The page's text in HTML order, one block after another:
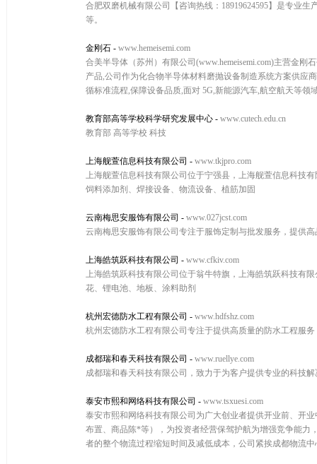
合肥双磨机械有限公司【咨询热线：18919624595】是专业
等。
金刚石 - www.hemeisemi.com
合美半导体（苏州）有限公司(www.hemeisemi.com)主营金
产品,公司作为化合物半导体材料磨抛设备制造系统方案供应
循标准流程,保障设备品质,面对 5G,新能源汽车,航空航天等领
教育部高等学校科学研究发展中心 - www.cutech.edu.cn
教育部 高等学校 科技
上海舰萱信息科技有限公司 - www.tkjpro.com
上海舰萱信息科技有限公司位于宁强县，上海舰萱信息科技
饲料添加剂、焊接设备、物流设备、植筋加固
云南梅思安服饰有限公司 - www.027jcst.com
云南梅思安服饰有限公司专注于服饰定制与批发服务，提供
上海皓筑跃科技有限公司 - www.cfkiv.com
上海皓筑跃科技有限公司位于翁牛特旗，上海皓筑跃科技有
花、锂电池、地板、涂料助剂
杭州宏德防水工程有限公司 - www.hdfshz.com
杭州宏德防水工程有限公司专注于提供高质量的防水工程服
成都瑞和春天科技有限公司 - www.ruellye.com
成都瑞和春天科技有限公司，致力于为客户提供专业的科技
泰安市熙和网络科技有限公司 - www.tsxuesi.com
泰安市熙和网络科技有限公司为广大创业者提供开业前、开
布置、商品陈*等），为投资者经营保驾护航为增强竞争能力
者的整个物流过程缩短时间及减低成本，公司紧挨成都物流